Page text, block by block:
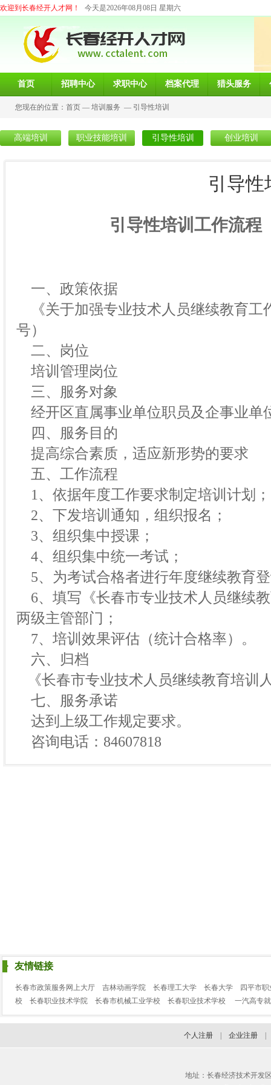
欢迎到长春经开人才网！ 今天是2026年08月08日 星期六
首页 招聘中心 求职中心 档案代理 猎头服务
您现在的位置： 首页 — 培训服务 — 引导性培训
高端培训 职业技能培训 引导性培训 创业培训
引导性
引导性培训工作流程
一、政策依据
《关于加强专业技术人员继续教育工
号）
二、岗位
培训管理岗位
三、服务对象
经开区直属事业单位职员及企事业单
四、服务目的
提高综合素质，适应新形势的要求
五、工作流程
1、依据年度工作要求制定培训计划；
2、下发培训通知，组织报名；
3、组织集中授课；
4、组织集中统一考试；
5、为考试合格者进行年度继续教育
6、填写《长春市专业技术人员继续
两级主管部门；
7、培训效果评估（统计合格率）。
六、归档
《长春市专业技术人员继续教育培训
七、服务承诺
达到上级工作规定要求。
咨询电话：84607818
友情链接
长春市政策服务网上大厅 吉林动画学院 长春理工大学 长春大学
四平市
校
长春职业技术学院 长春市机械工业学校 长春职业技术学校 一汽高专
个人注册 企业注册
地址：长春经济技术开发